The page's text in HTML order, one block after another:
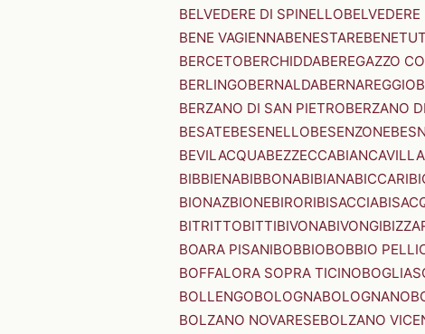
BELVEDERE DI SPINELLO
BENE VAGIENNABENESTARE
BERCETOBERCHIDDABEREGAZZO
BERLINGOBERNALDABERNAREGGIO
BERZANO DI SAN PIETROBERZANO
BESATEBESENELLOBESENZONE
BEVILACQUABEZZECCABIANCAVILLA
BIBBIENABIBBONABIBIANABICCARI
BIONAZBIONEBIRORIBISACCIA
BITRITTOBITTIBIVONABIVONGI
BOARA PISANIBOBBIOBOBBIO
BOFFALORA SOPRA TICINO
BOLLENGOBOLOGNABOLOGNANO
BOLZANO NOVARESEBOLZANO